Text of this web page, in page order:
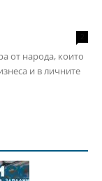
от народа, които
и в личните